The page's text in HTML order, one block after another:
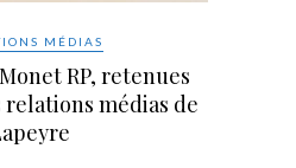
MÉDIAS
RP, retenues
médias de